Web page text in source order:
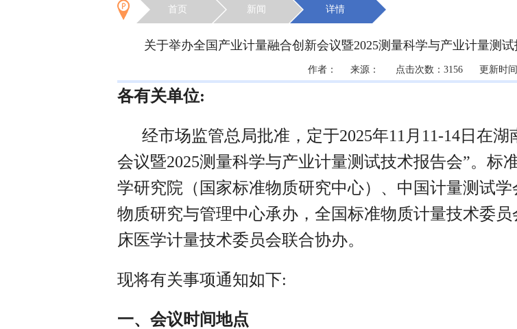
首页 新闻 详情
关于举办全国产业计量融合创新会议暨2025测量科学与产业计量测
作者： 来源： 点击次数：3156 更新时间
各有关单位:
经市场监管总局批准，定于2025年11月11-14日在湖
会议暨2025测量科学与产业计量测试技术报告会”。标
学研究院（国家标准物质研究中心）、中国计量测试
物质研究与管理中心承办，全国标准物质计量技术委
床医学计量技术委员会联合协办。
现将有关事项通知如下:
一、会议时间地点